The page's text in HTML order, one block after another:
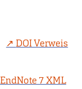
DOI Verweis
EndNote 7 XML